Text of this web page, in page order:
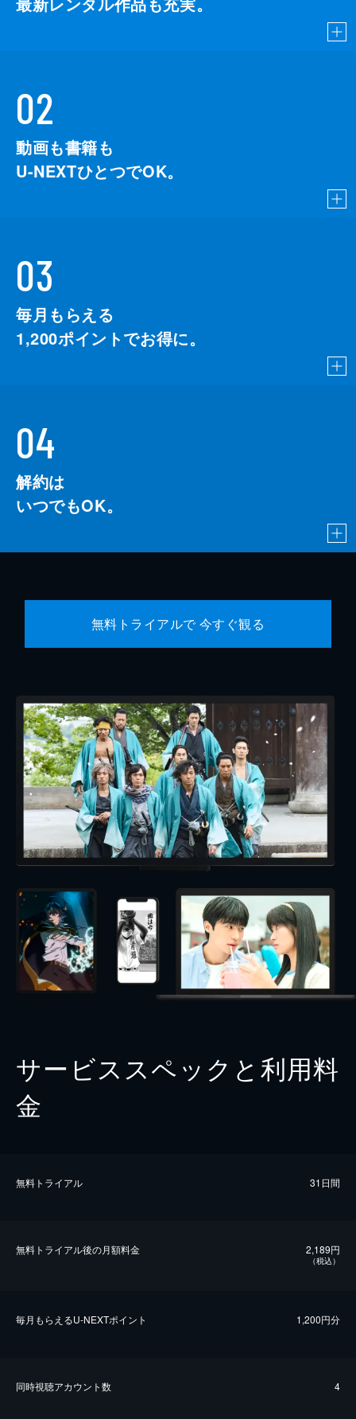
02
動画も書籍も
U-NEXTひとつでOK。
03
毎月もらえる
1,200ポイントでお得に。
04
解約は
いつでもOK。
無料トライアルで 今すぐ観る
サービススペックと利用料
金
無料トライアル 31日間
無料トライアル後の⽉額料金 2,189円
（税込）
毎⽉もらえるU-NEXTポイント 1,200円分
同時視聴アカウント数 4